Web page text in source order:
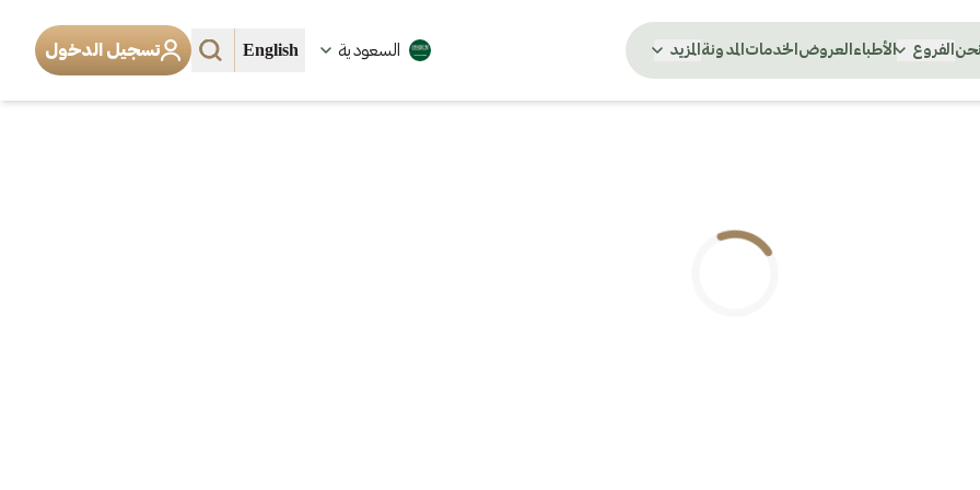
الفروع الأطباء العروض الخدمات المدونة المزيد السعودية English تسجيل الدخول